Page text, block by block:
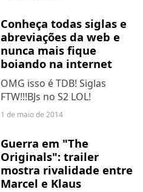
Conheça todas siglas e
abreviações da web e
nunca mais fique
boiando na internet
OMG isso é TDB! Siglas
FTW!!!BJs no S2 LOL!
1 de maio de 2014
Guerra em "The
Originals": trailer
mostra rivalidade entre
Marcel e Klaus